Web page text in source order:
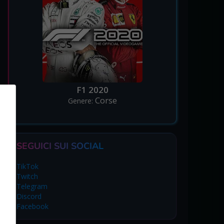
F1 2020
Genere: Corse
SEGUICI SUI SOCIAL
TikTok
Twitch
Telegram
Discord
Facebook